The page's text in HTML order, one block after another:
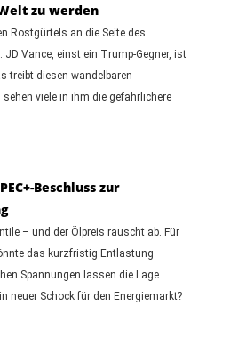
zu werden
Rostgürtels an die Seite des
Vance, einst ein Trump-Gegner, ist
treibt diesen wandelbaren
viele in ihm die gefährlichere
Beschluss zur
– und der Ölpreis rauscht ab. Für
das kurzfristig Entlastung
Spannungen lassen die Lage
neuer Schock für den Energiemarkt?